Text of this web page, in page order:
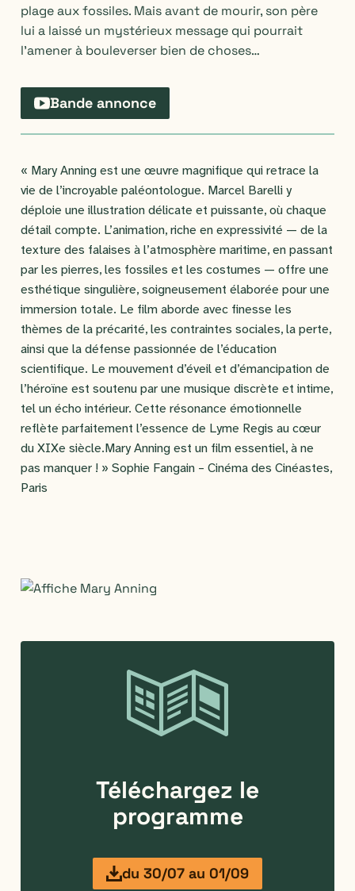
plage aux fossiles. Mais avant de mourir, son père
lui a laissé un mystérieux message qui pourrait
l’amener à bouleverser bien de choses…
Bande annonce
« Mary Anning est une œuvre magnifique qui retrace la
vie de l’incroyable paléontologue. Marcel Barelli y
déploie une illustration délicate et puissante, où chaque
détail compte. L’animation, riche en expressivité — de la
texture des falaises à l’atmosphère maritime, en passant
par les pierres, les fossiles et les costumes — offre une
esthétique singulière, soigneusement élaborée pour une
immersion totale. Le film aborde avec finesse les
thèmes de la précarité, les contraintes sociales, la perte,
ainsi que la défense passionnée de l’éducation
scientifique. Le mouvement d’éveil et d’émancipation de
l’héroïne est soutenu par une musique discrète et intime,
tel un écho intérieur. Cette résonance émotionnelle
reflète parfaitement l’essence de Lyme Regis au cœur
du XIXe siècle.Mary Anning est un film essentiel, à ne
pas manquer ! » Sophie Fangain – Cinéma des Cinéastes,
Paris
Téléchargez le
programme
du 30/07 au 01/09